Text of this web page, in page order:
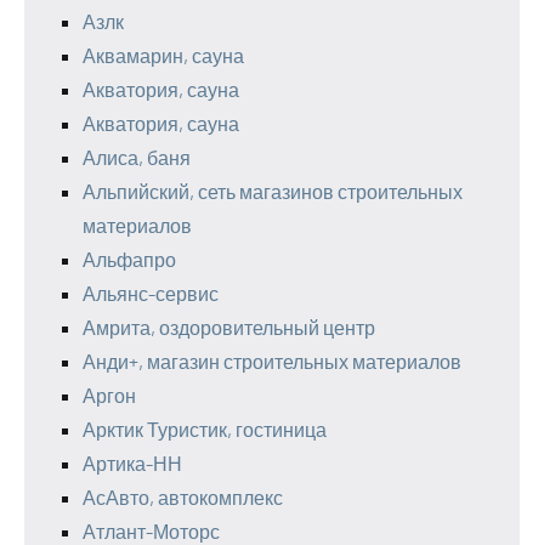
Азлк
Аквамарин, сауна
Акватория, сауна
Акватория, сауна
Алиса, баня
Альпийский, сеть магазинов строительных
материалов
Альфапро
Альянс-сервис
Амрита, оздоровительный центр
Анди+, магазин строительных материалов
Аргон
Арктик Туристик, гостиница
Артика-НН
АсАвто, автокомплекс
Атлант-Моторс